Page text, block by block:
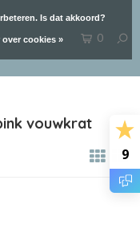
9
0
vouwkrat
Is dat akkoord?
over cookies »